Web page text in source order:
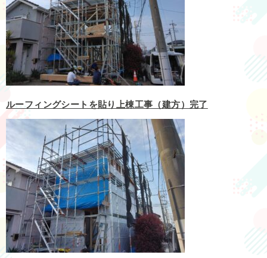
ルーフィングシートを貼り上棟工事（建方）完了